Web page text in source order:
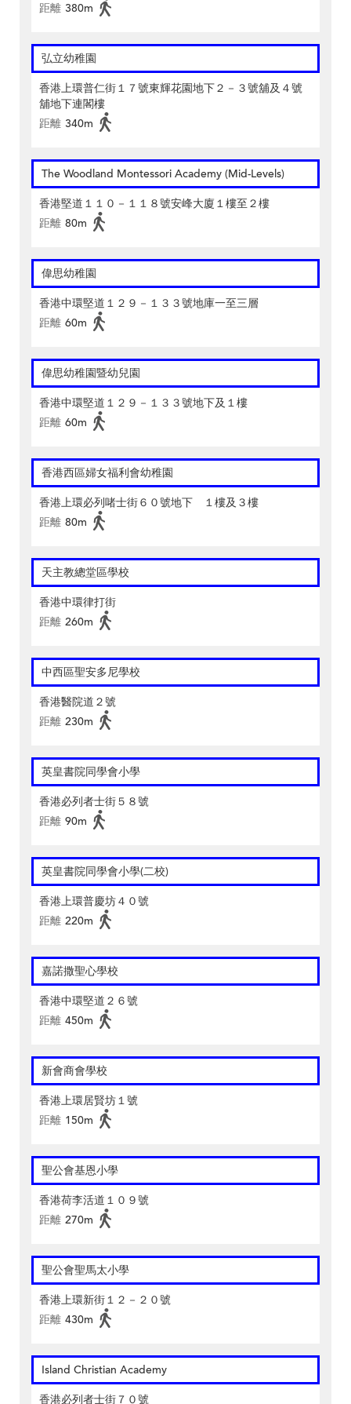
距離 380m
弘立幼稚園
香港上環普仁街１７號東輝花園地下２－３號舖及４號
舖地下連閣樓
距離 340m
The Woodland Montessori Academy (Mid-Levels)
香港堅道１１０－１１８號安峰大廈１樓至２樓
距離 80m
偉思幼稚園
香港中環堅道１２９－１３３號地庫一至三層
距離 60m
偉思幼稚園暨幼兒園
香港中環堅道１２９－１３３號地下及１樓
距離 60m
香港西區婦女福利會幼稚園
香港上環必列啫士街６０號地下 １樓及３樓
距離 80m
天主教總堂區學校
香港中環律打街
距離 260m
中西區聖安多尼學校
香港醫院道２號
距離 230m
英皇書院同學會小學
香港必列者士街５８號
距離 90m
英皇書院同學會小學(二校)
香港上環普慶坊４０號
距離 220m
嘉諾撒聖心學校
香港中環堅道２６號
距離 450m
新會商會學校
香港上環居賢坊１號
距離 150m
聖公會基恩小學
香港荷李活道１０９號
距離 270m
聖公會聖馬太小學
香港上環新街１２－２０號
距離 430m
Island Christian Academy
香港必列者士街７０號